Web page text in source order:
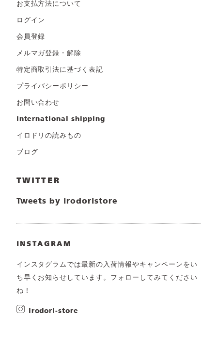
お支払方法について
ログイン
会員登録
メルマガ登録・解除
特定商取引法に基づく表記
プライバシーポリシー
お問い合わせ
international shipping
イロドリの読みもの
ブログ
TWITTER
Tweets by irodoristore
INSTAGRAM
インスタグラムでは最新の入荷情報やキャンペーンをい
ち早くお知らせしています。フォローしてみてください
ね！
irodori-store